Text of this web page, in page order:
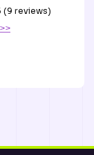
(9 reviews)